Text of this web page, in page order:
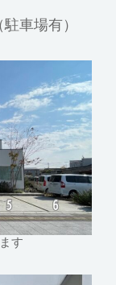
車場有）
す